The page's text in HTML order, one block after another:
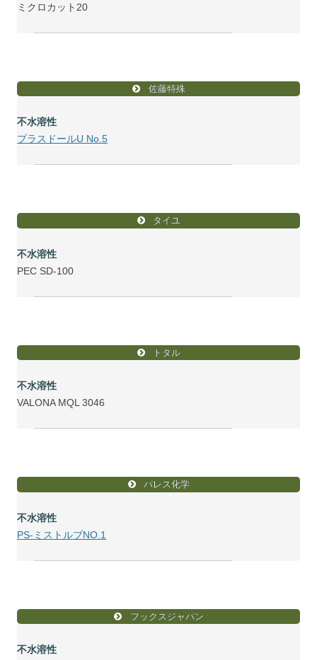
ミクロカット20
佐藤特殊
不水溶性
プラスドールU No.5
タイユ
不水溶性
PEC SD-100
トタル
不水溶性
VALONA MQL 3046
パレス化学
不水溶性
PS-ミストルブNO.1
フックスジャパン
不水溶性